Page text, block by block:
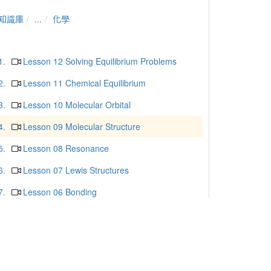
識庫 ... 化學
Lesson 12 Solving Equilibrium Problems
Lesson 11 Chemical Equilibrium
Lesson 10 Molecular Orbital
Lesson 09 Molecular Structure
Lesson 08 Resonance
Lesson 07 Lewis Structures
Lesson 06 Bonding